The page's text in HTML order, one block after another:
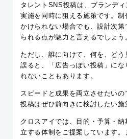
タレントSNS投稿は、ブランデ
実施を同時に狙える施策です。
かけられない場合でも、設計次
られる点が魅力と言えるでしょう
ただし、誰に向けて、何を、ど
誤ると、「広告っぽい投稿」にな
れないこともあります。
スピードと成果を両立させたい
投稿はぜひ前向きに検討したい施
クロスアイでは、目的・予算・
立する体制をご提案しています